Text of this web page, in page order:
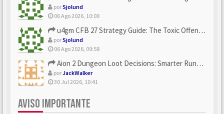
porSjolund
06 Ago 2026, 10:00
u4gm CFB 27 Strategy Guide: The Toxic Offensive Scheme Your ...
porSjolund
06 Ago 2026, 09:58
Aion 2 Dungeon Loot Decisions: Smarter Runs With U4N
porJackWalker
30 Jul 2026, 10:41
AVISO IMPORTANTE